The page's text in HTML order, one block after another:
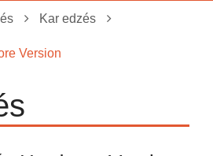
Kar edzés
Version